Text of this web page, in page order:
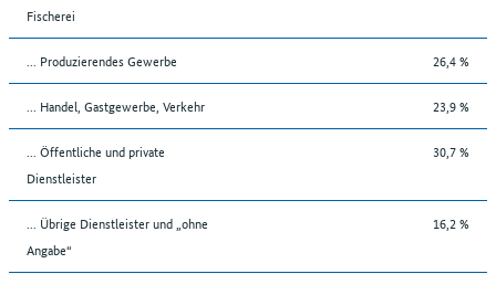
Fischerei
... Produzierendes Gewerbe 26,4 %
... Handel, Gastgewerbe, Verkehr 23,9 %
... Öffentliche und private
Dienstleister
30,7 %
... Übrige Dienstleister und „ohne
Angabe“
16,2 %